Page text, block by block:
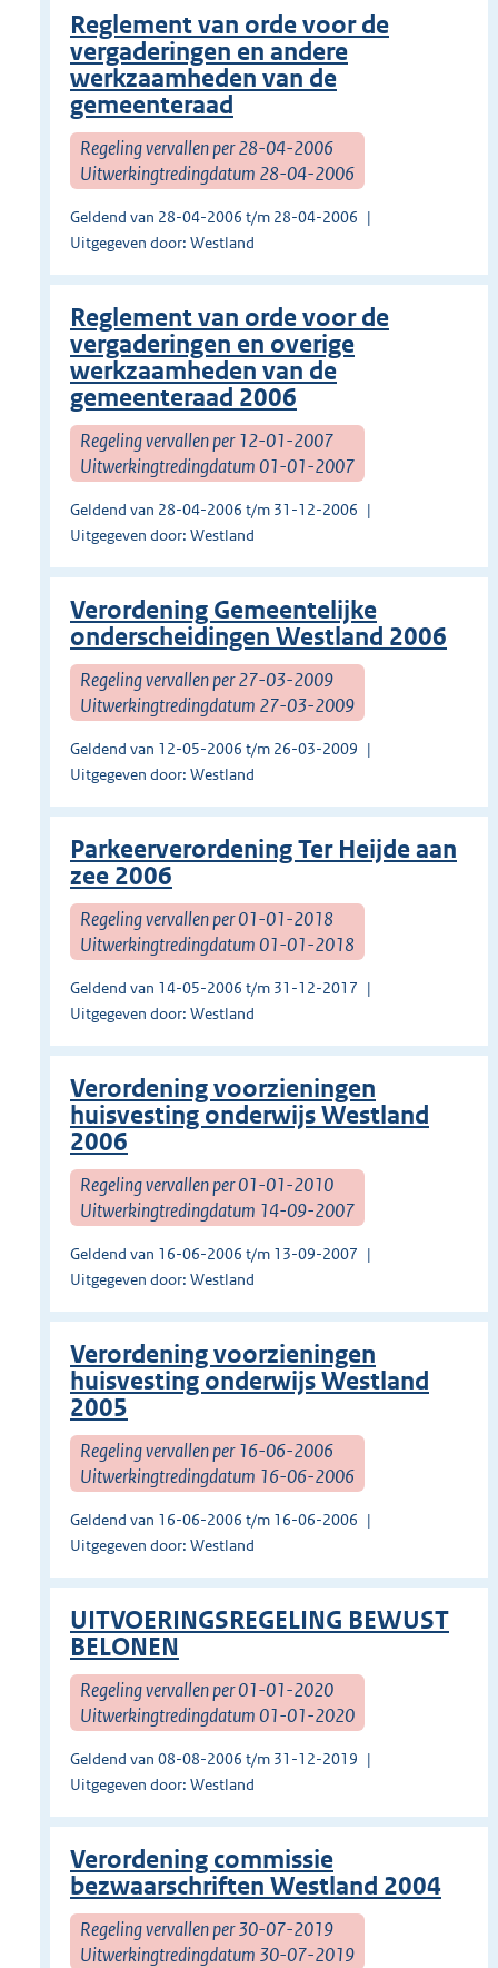
Reglement van orde voor de
vergaderingen en andere
werkzaamheden van de
gemeenteraad
Regeling vervallen per 28-04-2006
Uitwerkingtredingdatum 28-04-2006
Geldend van 28-04-2006 t/m 28-04-2006
Uitgegeven door: Westland
Reglement van orde voor de
vergaderingen en overige
werkzaamheden van de
gemeenteraad 2006
Regeling vervallen per 12-01-2007
Uitwerkingtredingdatum 01-01-2007
Geldend van 28-04-2006 t/m 31-12-2006
Uitgegeven door: Westland
Verordening Gemeentelijke
onderscheidingen Westland 2006
Regeling vervallen per 27-03-2009
Uitwerkingtredingdatum 27-03-2009
Geldend van 12-05-2006 t/m 26-03-2009
Uitgegeven door: Westland
Parkeerverordening Ter Heijde aan
zee 2006
Regeling vervallen per 01-01-2018
Uitwerkingtredingdatum 01-01-2018
Geldend van 14-05-2006 t/m 31-12-2017
Uitgegeven door: Westland
Verordening voorzieningen
huisvesting onderwijs Westland
2006
Regeling vervallen per 01-01-2010
Uitwerkingtredingdatum 14-09-2007
Geldend van 16-06-2006 t/m 13-09-2007
Uitgegeven door: Westland
Verordening voorzieningen
huisvesting onderwijs Westland
2005
Regeling vervallen per 16-06-2006
Uitwerkingtredingdatum 16-06-2006
Geldend van 16-06-2006 t/m 16-06-2006
Uitgegeven door: Westland
UITVOERINGSREGELING BEWUST
BELONEN
Regeling vervallen per 01-01-2020
Uitwerkingtredingdatum 01-01-2020
Geldend van 08-08-2006 t/m 31-12-2019
Uitgegeven door: Westland
Verordening commissie
bezwaarschriften Westland 2004
Regeling vervallen per 30-07-2019
Uitwerkingtredingdatum 30-07-2019